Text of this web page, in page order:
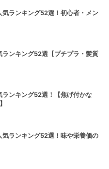
気ランキング52選！初心者・メン
ランキング52選【プチプラ・髪質
ランキング52選！【焦げ付かな
気ランキング52選！味や栄養価の